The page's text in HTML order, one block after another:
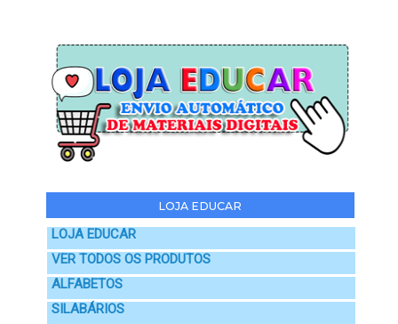
LOJA EDUCAR
LOJA EDUCAR
VER TODOS OS PRODUTOS
ALFABETOS
SILABÁRIOS